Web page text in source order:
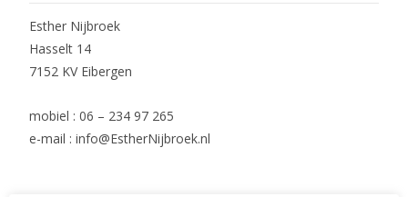
Esther Nijbroek
Hasselt 14
7152 KV Eibergen
mobiel : 06 – 234 97 265
e-mail : info@EstherNijbroek.nl